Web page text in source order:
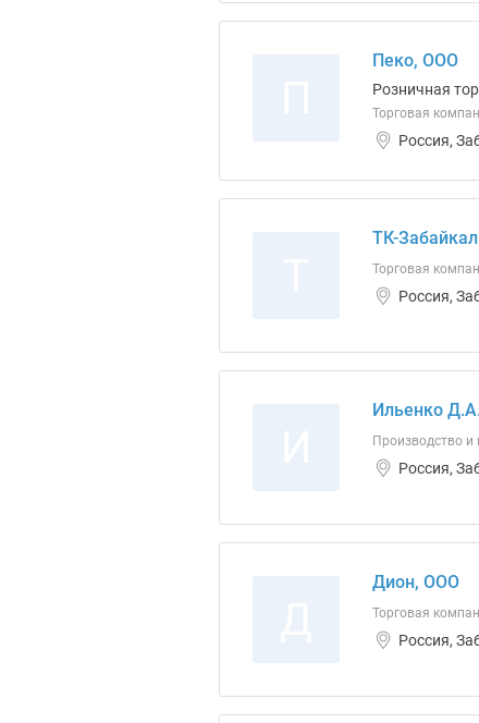
Пеко, ООО
Розничная
Торговая
Россия,
ТК-
Торговая
Россия,
Ильенко
Производство
Россия,
Дион, ООО
Торговая
Россия,